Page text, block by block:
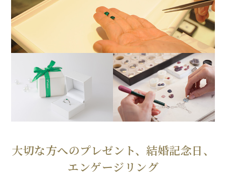
大切な方へのプレゼント、結婚記念日、
エンゲージリング